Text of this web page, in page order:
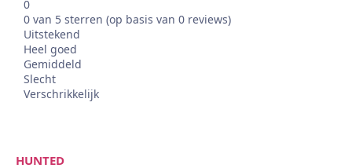
0
0 van 5 sterren (op basis van 0 reviews)
Uitstekend
Heel goed
Gemiddeld
Slecht
Verschrikkelijk
HUNTED